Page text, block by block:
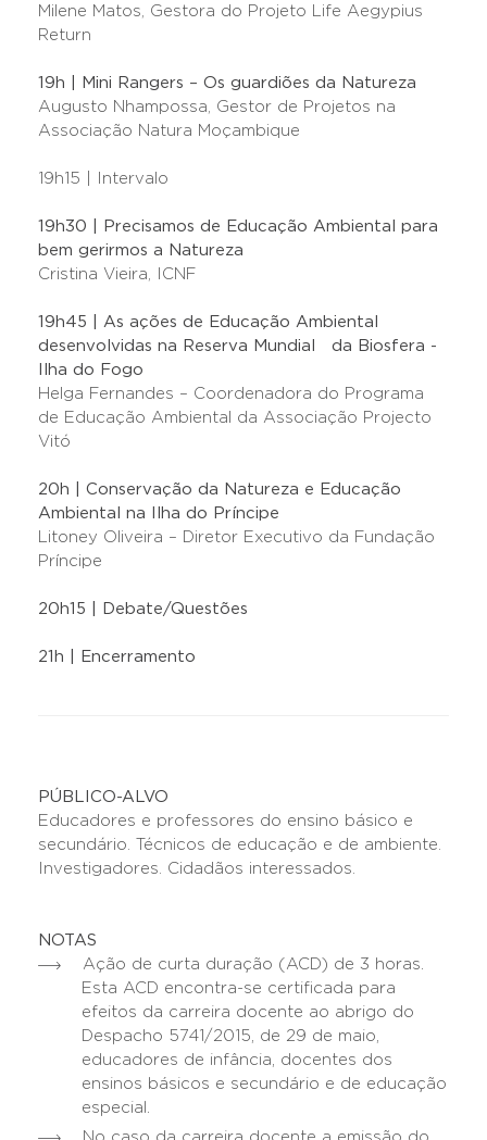
Milene Matos, Gestora do Projeto Life Aegypius
Return
19h | Mini Rangers – Os guardiões da Natureza
Augusto Nhampossa, Gestor de Projetos na
Associação Natura Moçambique
19h15 | Intervalo
19h30 | Precisamos de Educação Ambiental para
bem gerirmos a Natureza
Cristina Vieira, ICNF
19h45 | As ações de Educação Ambiental
desenvolvidas na Reserva Mundial da Biosfera -
Ilha do Fogo
Helga Fernandes – Coordenadora do Programa
de Educação Ambiental da Associação Projecto
Vitó
20h | Conservação da Natureza e Educação
Ambiental na Ilha do Príncipe
Litoney Oliveira – Diretor Executivo da Fundação
Príncipe
20h15 | Debate/Questões
21h | Encerramento
PÚBLICO-ALVO
Educadores e professores do ensino básico e
secundário. Técnicos de educação e de ambiente.
Investigadores. Cidadãos interessados.
NOTAS
Ação de curta duração (ACD) de 3 horas.
Esta ACD encontra-se certificada para
efeitos da carreira docente ao abrigo do
Despacho 5741/2015, de 29 de maio,
educadores de infância, docentes dos
ensinos básicos e secundário e de educação
especial.